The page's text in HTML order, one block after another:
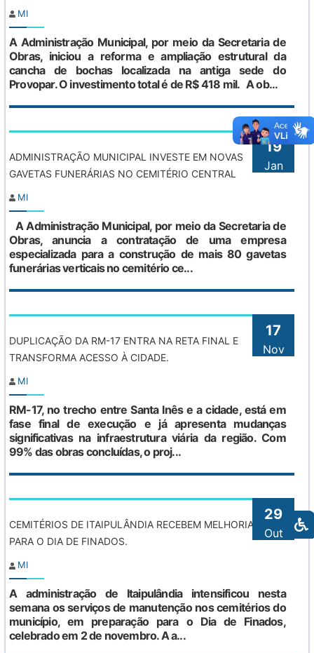
MI
A Administração Municipal, por meio da Secretaria de
Obras, iniciou a reforma e ampliação estrutural da
cancha de bochas localizada na antiga sede do
Provopar. O investimento total é de R$ 418 mil. A ob...
19
Jan
ADMINISTRAÇÃO MUNICIPAL INVESTE EM NOVAS
GAVETAS FUNERÁRIAS NO CEMITÉRIO CENTRAL
MI
A Administração Municipal, por meio da Secretaria de
Obras, anuncia a contratação de uma empresa
especializada para a construção de mais 80 gavetas
funerárias verticais no cemitério ce...
17
Nov
DUPLICAÇÃO DA RM-17 ENTRA NA RETA FINAL E
TRANSFORMA ACESSO À CIDADE.
MI
RM-17, no trecho entre Santa Inês e a cidade, está em
fase final de execução e já apresenta mudanças
significativas na infraestrutura viária da região. Com
99% das obras concluídas, o proj...
29
Out
CEMITÉRIOS DE ITAIPULÂNDIA RECEBEM MELHORIAS
PARA O DIA DE FINADOS.
MI
A administração de Itaipulândia intensificou nesta
semana os serviços de manutenção nos cemitérios do
município, em preparação para o Dia de Finados,
celebrado em 2 de novembro. A a...